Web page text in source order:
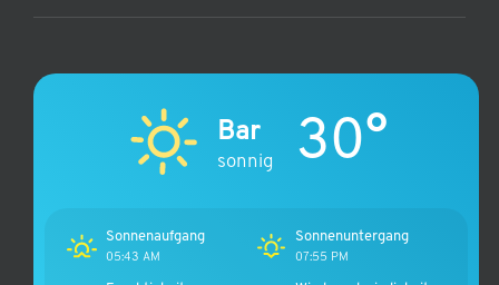
Bar
sonnig 30°
Sonnenaufgang
05:43 AM
Sonnenuntergang
07:55 PM